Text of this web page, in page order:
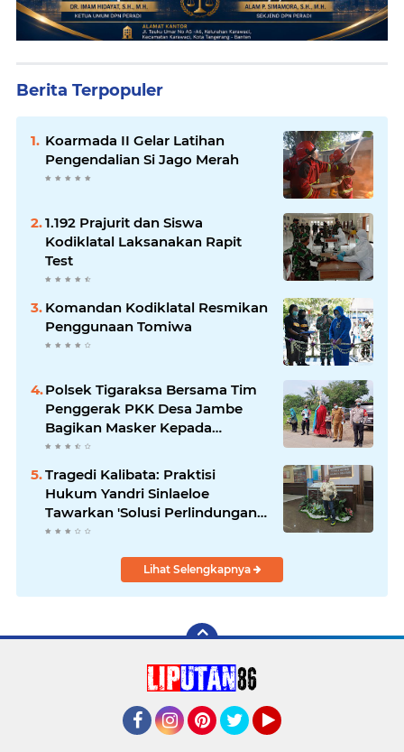
Berita Terpopuler
Koarmada II Gelar Latihan
Pengendalian Si Jago Merah
1.192 Prajurit dan Siswa
Kodiklatal Laksanakan Rapit
Test
Komandan Kodiklatal Resmikan
Penggunaan Tomiwa
Polsek Tigaraksa Bersama Tim
Penggerak PKK Desa Jambe
Bagikan Masker Kepada
Pengguna Jalan
Tragedi Kalibata: Praktisi
Hukum Yandri Sinlaeloe
Tawarkan 'Solusi Perlindungan
Ganda' untuk Debt Collector,
Lihat Selengkapnya